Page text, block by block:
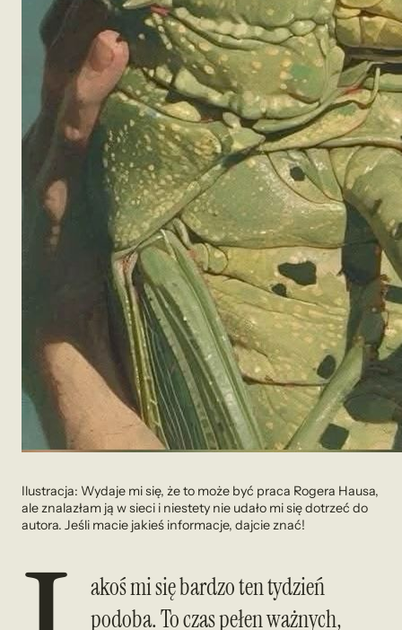
Ilustracja: Wydaje mi się, że to może być praca Rogera Hausa,
ale znalazłam ją w sieci i niestety nie udało mi się dotrzeć do
autora. Jeśli macie jakieś informacje, dajcie znać!
akoś mi się bardzo ten tydzień
podoba. To czas pełen ważnych,